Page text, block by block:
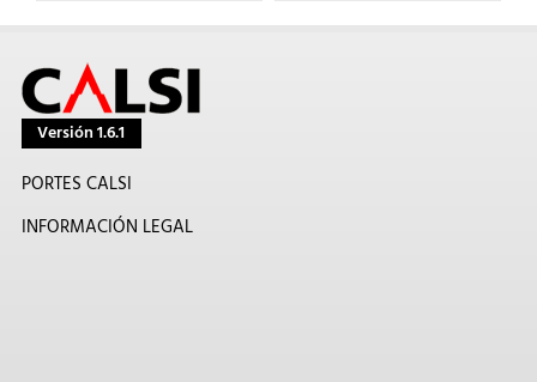
Versión 1.6.1
PORTES CALSI
INFORMACIÓN LEGAL